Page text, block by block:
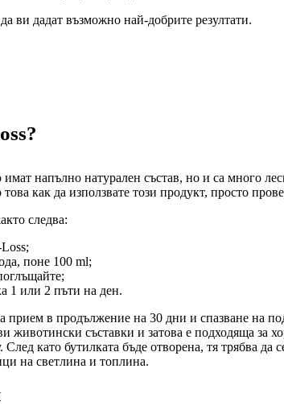
ви дадат възможно най-добрите резултати.
напълно натурален състав, но и са много
как да използвате този продукт, просто
следва:
поне 100 ml;
1 или 2 пъти на ден.
прием в продължение на 30 дни и спазване на
животински съставки и затова е подходяща за
като бутилката бъде отворена, тя трябва
на светлина и топлина.